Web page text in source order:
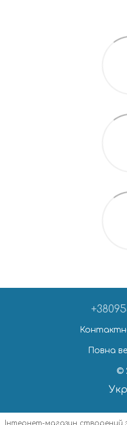
Повна
©
Укр
Інтернет-магазин створений